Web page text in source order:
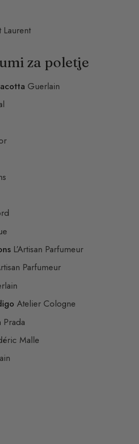
Laurent
za poletje
Guerlain
L’Artisan Parfumeur
Parfumeur
Atelier Cologne
Prada
Malle